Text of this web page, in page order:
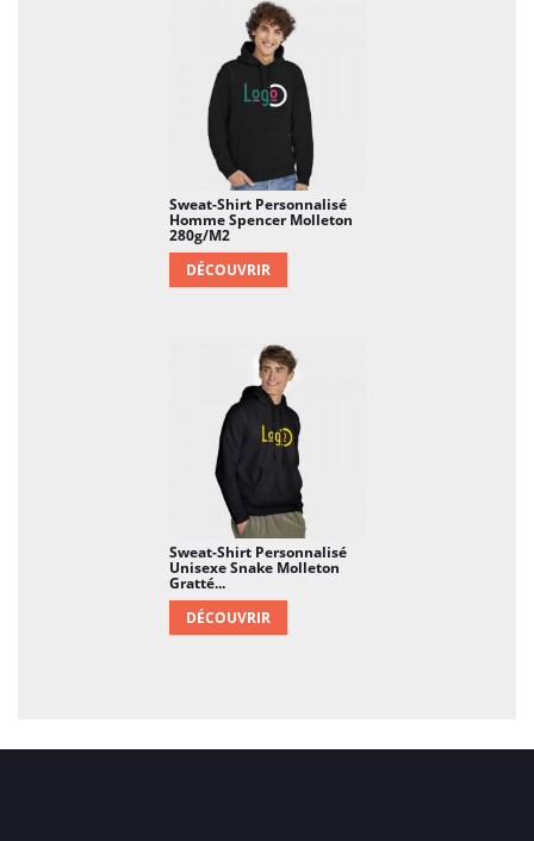
Sweat-Shirt Personnalisé
Homme Spencer Molleton
280g/m2
DÉCOUVRIR
Sweat-Shirt Personnalisé
Unisexe Snake Molleton
Gratté...
DÉCOUVRIR